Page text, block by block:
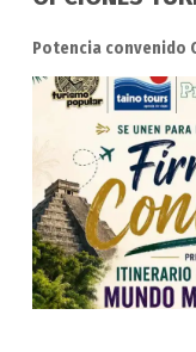
Potencia convenido